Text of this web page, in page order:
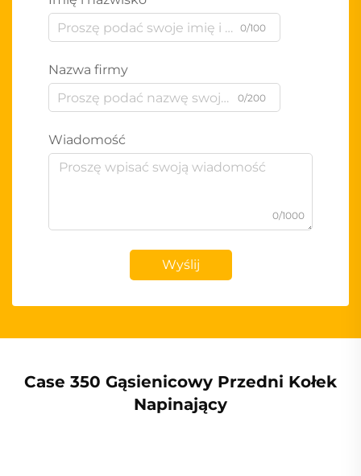
0/100
Nazwa firmy
0/200
Wiadomość
0/1000
Wyślij
Case 350 Gąsienicowy Przedni Kołek
Napinający